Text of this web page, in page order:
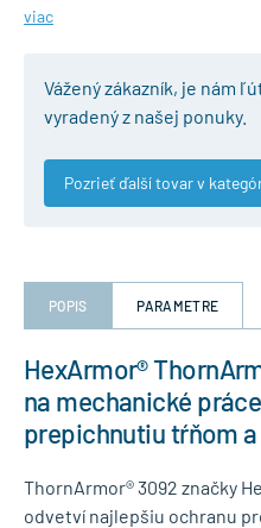
viac
Vážený zákazník, je nám
vyradený z našej ponuky.
Pozrieť ďalší tovar v
POPIS PARAMETRE
HexArmor®
na mechanické
prepichnutiu tŕňom
ThornArmor® 3092 značky
odvetví najlepšiu ochranu